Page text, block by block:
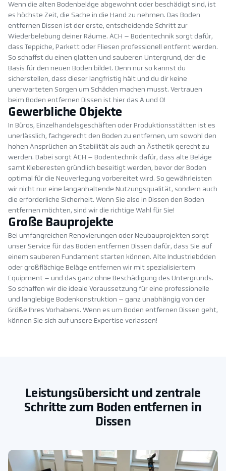
Wenn die alten Bodenbeläge abgewohnt oder beschädigt sind, ist
es höchste Zeit, die Sache in die Hand zu nehmen. Das Boden
entfernen Dissen ist der erste, entscheidende Schritt zur
Wiederbelebung deiner Räume. ACH – Bodentechnik sorgt dafür,
dass Teppiche, Parkett oder Fliesen professionell entfernt werden.
So schaffst du einen glatten und sauberen Untergrund, der die
Basis für den neuen Boden bildet. Denn nur so kannst du
sicherstellen, dass dieser langfristig hält und du dir keine
unerwarteten Sorgen um Schäden machen musst. Vertrauen
beim Boden entfernen Dissen ist hier das A und O!
Gewerbliche Objekte
In Büros, Einzelhandelsgeschäften oder Produktionsstätten ist es
unerlässlich, fachgerecht den Boden zu entfernen, um sowohl den
hohen Ansprüchen an Stabilität als auch an Ästhetik gerecht zu
werden. Dabei sorgt ACH – Bodentechnik dafür, dass alte Beläge
samt Kleberesten gründlich beseitigt werden, bevor der Boden
optimal für die Neuverlegung vorbereitet wird. So gewährleisten
wir nicht nur eine langanhaltende Nutzungsqualität, sondern auch
die erforderliche Sicherheit. Wenn Sie also in Dissen den Boden
entfernen möchten, sind wir die richtige Wahl für Sie!
Große Bauprojekte
Bei umfangreichen Renovierungen oder Neubauprojekten sorgt
unser Service für das Boden entfernen Dissen dafür, dass Sie auf
einem sauberen Fundament starten können. Alte Industrieböden
oder großflächige Beläge entfernen wir mit spezialisiertem
Equipment – und das ganz ohne Beschädigung des Untergrunds.
So schaffen wir die ideale Voraussetzung für eine professionelle
und langlebige Bodenkonstruktion – ganz unabhängig von der
Größe Ihres Vorhabens. Wenn es um Boden entfernen Dissen geht,
können Sie sich auf unsere Expertise verlassen!
Leistungsübersicht und zentrale
Schritte zum Boden entfernen in
Dissen